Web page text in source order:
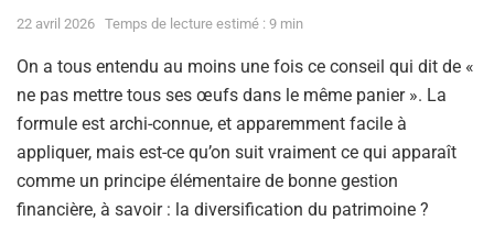
22 avril 2026 Temps de lecture estimé : 9 min
On a tous entendu au moins une fois ce conseil qui dit de «
ne pas mettre tous ses œufs dans le même panier ». La
formule est archi-connue, et apparemment facile à
appliquer, mais est-ce qu’on suit vraiment ce qui apparaît
comme un principe élémentaire de bonne gestion
financière, à savoir : la diversification du patrimoine ?